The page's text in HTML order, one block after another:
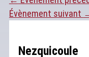
Évènement suivant
Nezquicoule